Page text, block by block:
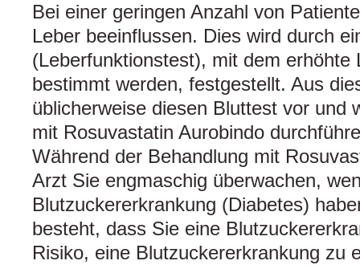
Bei einer geringen Anzahl von
Leber beeinflussen. Dies wird durch
(Leberfunktionstest), mit dem erhöhte
bestimmt werden, festgestellt. Aus
üblicherweise diesen Bluttest vor und
mit Rosuvastatin Aurobindo
Während der Behandlung mit
Arzt Sie engmaschig überwachen,
Blutzuckererkrankung (Diabetes)
besteht, dass Sie eine
Risiko, eine Blutzuckererkrankung zu